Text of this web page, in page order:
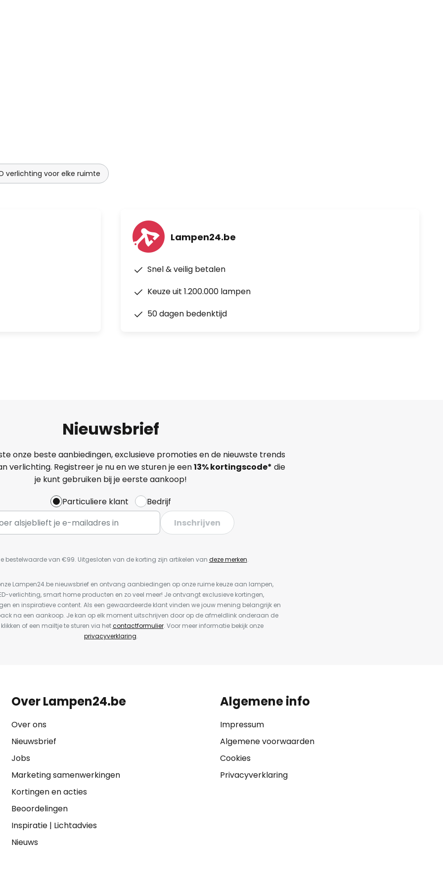
verlichting voor elke ruimte
Lampen24.be
Snel & veilig betalen
Keuze uit 1.200.000 lampen
50 dagen bedenktijd
Nieuwsbrief
onze beste aanbiedingen, exclusieve promoties en de nieuwste trends
verlichting. Registreer je nu en we sturen je een13%kortingscode* die
je kunt gebruiken bij je eerste aankoop!
Particuliere klant
Bedrijf
Inschrijven
bestelwaarde van €99. Uitgesloten van de korting zijn artikelen van deze merken.
Lampen24.be nieuwsbrief en ontvang aanbiedingen op onze ruime keuze aan lampen,
verlichting, smart home producten en zo veel meer! Je ontvangt exclusieve kortingen,
en inspiratieve content. Als een gewaardeerde klant vinden we jouw mening belangrijk en
na een aankoop. Je kan op elk moment uitschrijven door op de afmeldlink onderaan de
of een mailtje te sturen via hetcontactformulier. Voor meer informatie bekijk onze
privacyverklaring.
Over Lampen24.be
Over ons
Nieuwsbrief
Jobs
Marketing samenwerkingen
Kortingen en acties
Beoordelingen
Inspiratie| Lichtadvies
Nieuws
Algemene info
Impressum
Algemene voorwaarden
Cookies
Privacyverklaring